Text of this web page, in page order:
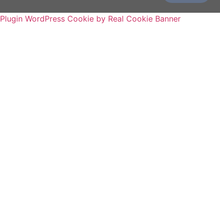
Plugin WordPress Cookie by Real Cookie Banner